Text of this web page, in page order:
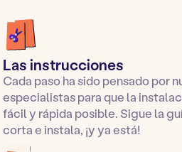
Las instrucciones
Cada paso ha sido pensado por
especialistas para que la
fácil y rápida posible. Sigue la
corta e instala, ¡y ya está!